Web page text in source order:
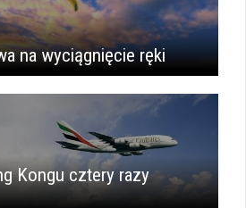
na wyciągnięcie ręki
Kongu cztery razy